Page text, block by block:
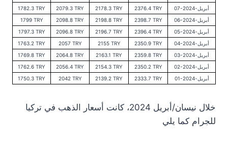
1782.3 TRY
2079.3 TRY 2178.3 TRY 2376.4 TRY
07-أبريل-2024
1799 TRY
2098.8 TRY 2198.8 TRY 2398.7 TRY
06-أبريل-2024
1797.3 TRY
2096.8 TRY 2196.7 TRY 2396.4 TRY
05-أبريل-2024
1763.2 TRY
2057 TRY 2155 TRY 2350.9 TRY
04-أبريل-2024
1769.8 TRY
2064.8 TRY 2163.1 TRY 2359.8 TRY
03-أبريل-2024
1762.6 TRY
2056.4 TRY 2154.3 TRY 2350.2 TRY
02-أبريل-2024
1750.3 TRY
2042 TRY 2139.2 TRY 2333.7 TRY 01-أبريل-2024
خلال نيسان/أبريل 2024، كانت أسعار الذهب في تركيا
للجرام كما يلي